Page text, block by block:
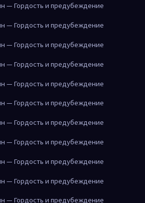
— Гордость и предубеждение
— Гордость и предубеждение
— Гордость и предубеждение
— Гордость и предубеждение
— Гордость и предубеждение
— Гордость и предубеждение
— Гордость и предубеждение
— Гордость и предубеждение
— Гордость и предубеждение
— Гордость и предубеждение
— Гордость и предубеждение